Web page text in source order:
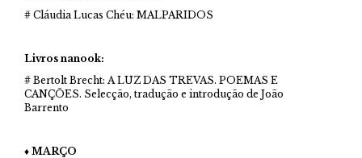
# Cláudia Lucas Chéu: MALPARIDOS
Livros nanook:
# Bertolt Brecht: A LUZ DAS TREVAS. POEMAS E
CANÇÕES. Selecção, tradução e introdução de João
Barrento
♦ MARÇO